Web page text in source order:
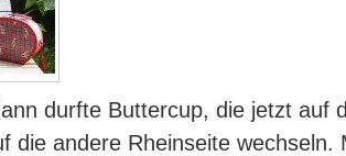
durfte Buttercup, die jetzt auf
die andere Rheinseite wechseln.